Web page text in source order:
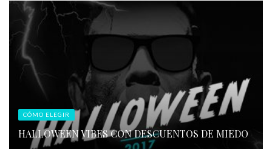
CÓMO ELEGIR
HALLOWEEN VIBES CON DESCUENTOS DE MIEDO